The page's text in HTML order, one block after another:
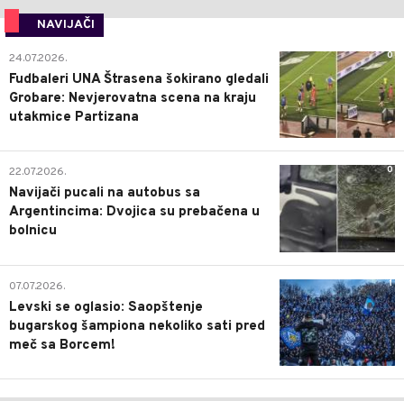
NAVIJAČI
0
24.07.2026.
Fudbaleri UNA Štrasena šokirano gledali
Grobare: Nevjerovatna scena na kraju
utakmice Partizana
0
22.07.2026.
Navijači pucali na autobus sa
Argentincima: Dvojica su prebačena u
bolnicu
1
07.07.2026.
Levski se oglasio: Saopštenje
bugarskog šampiona nekoliko sati pred
meč sa Borcem!